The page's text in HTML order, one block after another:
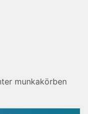
munkakörben